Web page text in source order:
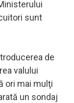
sunt
de
valului
ori mai mulţi
un sondaj